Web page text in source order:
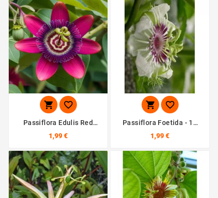
 
Passiflora Edulis Red
1,99 €
 
Passiflora Foetida - 10
1,99 €